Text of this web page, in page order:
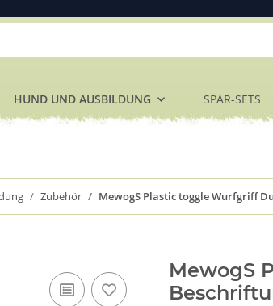
HUND UND AUSBILDUNG SPAR-SETS
Zubehör MewogS Plastic toggle Wurfgriff
MewogS